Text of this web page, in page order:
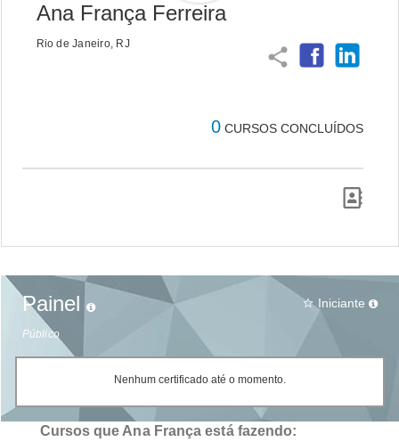
Ana França Ferreira
Rio de Janeiro, RJ
share
0 CURSOS CONCLUÍDOS
Painel
Público
star_border Iniciante
Nenhum certificado até o momento.
Cursos que Ana França está fazendo: